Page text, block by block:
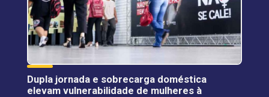
Dupla jornada e sobrecarga doméstica
elevam vulnerabilidade de mulheres à